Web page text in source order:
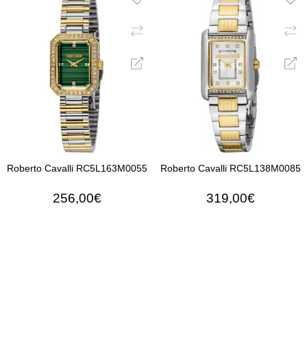
Roberto Cavalli RC5L163M0055
256,00€
Roberto Cavalli RC5L138M0085
319,00€